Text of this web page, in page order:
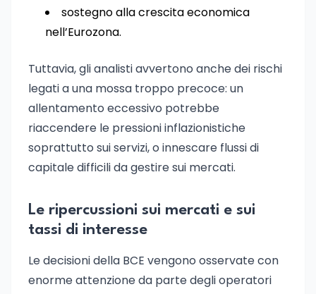
sostegno alla crescita economica
nell’Eurozona.
Tuttavia, gli analisti avvertono anche dei rischi
legati a una mossa troppo precoce: un
allentamento eccessivo potrebbe
riaccendere le pressioni inflazionistiche
soprattutto sui servizi, o innescare flussi di
capitale difficili da gestire sui mercati.
Le ripercussioni sui mercati e sui
tassi di interesse
Le decisioni della BCE vengono osservate con
enorme attenzione da parte degli operatori